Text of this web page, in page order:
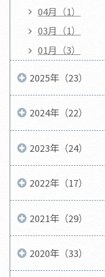
04月（1）
03月（1）
01月（3）
2025年（23）
2024年（22）
2023年（24）
2022年（17）
2021年（29）
2020年（33）